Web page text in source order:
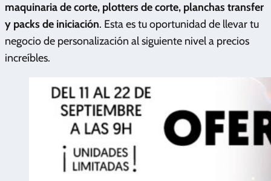
maquinaria de corte, plotters de corte, planchas transfer
y packs de iniciación. Esta es tu oportunidad de llevar tu
negocio de personalización al siguiente nivel a precios
increíbles.